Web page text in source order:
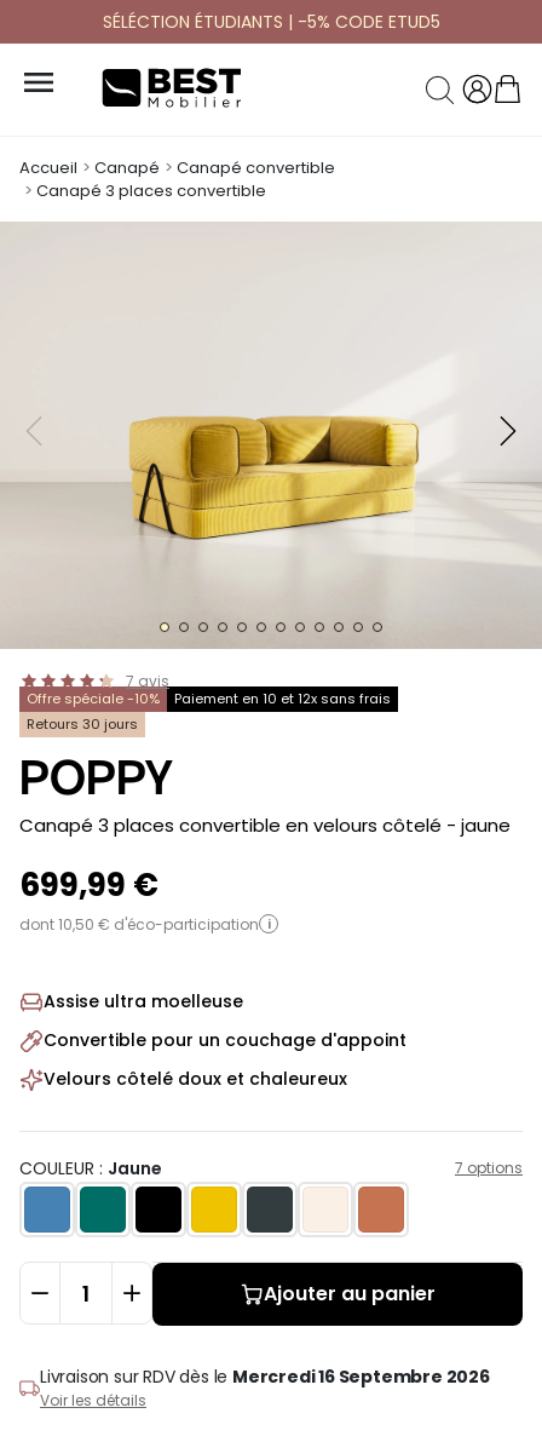
SÉLÉCTION ÉTUDIANTS | -5% CODE ETUD5

Accueil Canapé
Canapé convertible
Canapé 3 places convertible
7 avis
Offre spéciale -10%
Paiement en 10 et 12x sans frais
Retours 30 jours
POPPY
-
Canapé 3 places convertible en velours côtelé - jaune
699,99 €
dont 10,50 € d'éco-participation i
Assise ultra moelleuse
Convertible pour un couchage d'appoint
Velours côtelé doux et chaleureux
COULEUR : Jaune 7 options
Ajouter au panier
Livraison sur RDVdès le Mercredi 16 Septembre 2026
Voir les détails